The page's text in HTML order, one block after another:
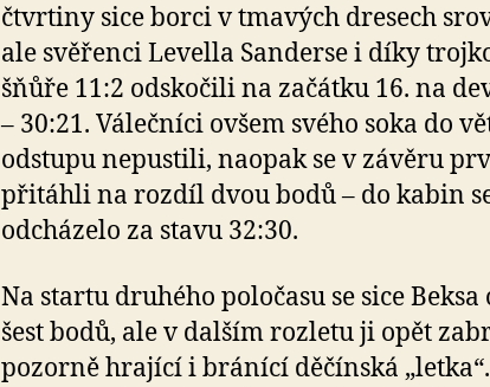
čtvrtiny sice borci v tmavých dresech
ale svěřenci Levella Sanderse i díky
šňůře 11:2 odskočili na začátku 16. na
– 30:21. Válečníci ovšem svého soka do
odstupu nepustili, naopak se v závěru
přitáhli na rozdíl dvou bodů – do kabin
odcházelo za stavu 32:30.
Na startu druhého poločasu se sice
šest bodů, ale v dalším rozletu ji opět
pozorně hrající i bránící děčínská